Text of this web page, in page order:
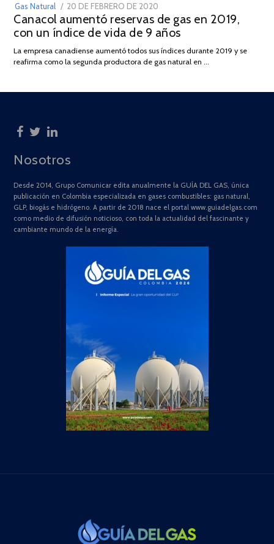
Gas Natural
POSTED
ON
20 DE FEBRERO DE 2020
DE
JULIO
2025
Canacol aumentó reservas de gas en 2019,
con un índice de vida de 9 años
La empresa canadiense aumentó todos sus índices durante 2019 y se
reafirma como la segunda productora de gas natural en …
Nosotros
Desde 2014, Grupo Comunicar edita anualmente la GUÍA DEL GAS, única
publicación en Colombia especializada en gases combustibles: gas natural,
GLP, biogás e hidrógeno. A partir de 2018 nace el portal www.guiadelgas.com
como medio de difusión noticioso, con toda la actualidad del fascinante y
cambiante mundo de la energía.